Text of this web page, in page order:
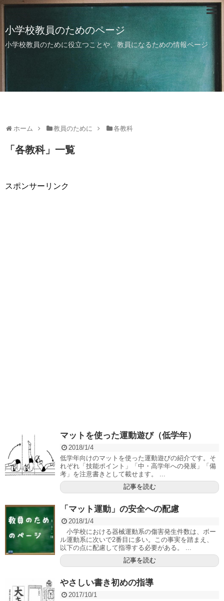
小学校教員のためのページ
小学校教員のために役立つことや、教員になるための情報ページ
ホーム 教員のために 各教科
「 各教科」 一覧
スポンサーリンク
マットを使った運動遊び（低学年）
2018/1/4
低学年向けのマットを使った運動遊びの紹介です。そ
れぞれ「技能ポイント」「中・高学年への発展」「備
考」を注意書きとして載せます。 ...
記事を読む
「マット運動」の安全への配慮
2018/1/4
小学校における器械運動系の傷害発生件数は、ボー
ル運動系に次いで2番目に多い。この事実を踏まえ、
以下の点に配慮して指導する必要がある。 ...
記事を読む
やさしい書き初めの指導
2017/10/1